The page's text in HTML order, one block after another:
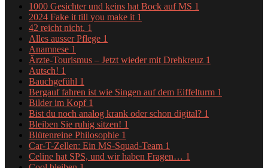
1000 Gesichter und keins hat Bock auf MS 1
2024 Fake it till you make it 1
42 reicht nicht. 1
Alles ausser Pflege 1
Anamnese 1
Ärzte-Tourismus – Jetzt wieder mit Drehkreuz 1
Autsch! 1
Bauchgefühl 1
Bergauf fahren ist wie Singen auf dem Eiffelturm 1
Bilder im Kopf 1
Bist du noch analog krank oder schon digital? 1
Bleiben Sie ruhig sitzen! 1
Blütenreine Philosophie 1
Car-T-Zellen: Ein MS-Squad-Team 1
Celine hat SPS, und wir haben Fragen… 1